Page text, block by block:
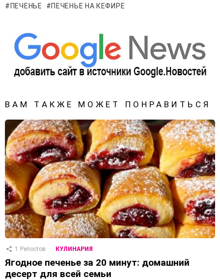
ПЕЧЕНЬЕ ПЕЧЕНЬЕ НА КЕФИРЕ
ВАМ ТАКЖЕ МОЖЕТ ПОНРАВИТЬСЯ
1 Репостов КУЛИНАРИЯ
Ягодное печенье за 20 минут: домашний
десерт для всей семьи